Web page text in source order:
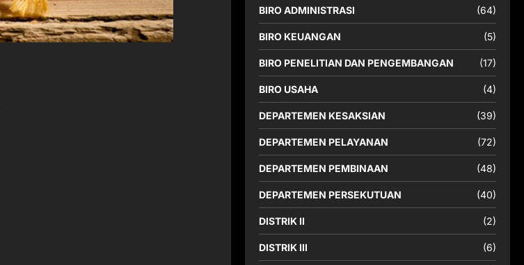
BIRO ADMINISTRASI (64)
BIRO KEUANGAN (5)
BIRO PENELITIAN DAN PENGEMBANGAN (17)
BIRO USAHA (4)
DEPARTEMEN KESAKSIAN (39)
DEPARTEMEN PELAYANAN (72)
DEPARTEMEN PEMBINAAN (48)
DEPARTEMEN PERSEKUTUAN (40)
DISTRIK II (2)
DISTRIK III (6)